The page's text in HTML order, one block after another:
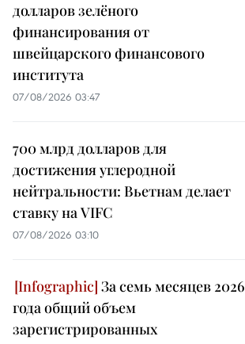
долларов зелёного
финансирования от
швейцарского финансового
института
07/08/2026 03:47
700 млрд долларов для
достижения углеродной
нейтральности: Вьетнам делает
ставку на VIFC
07/08/2026 03:10
За семь месяцев 2026
года общий объем
зарегистрированных